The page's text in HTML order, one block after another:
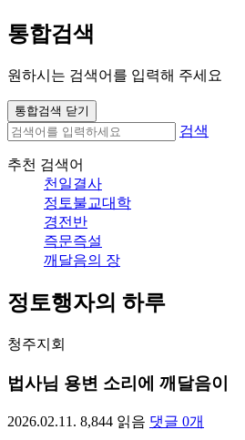
통합검색
원하시는 검색어를 입력해 주세요
통합검색 닫기
검색
추천 검색어
천일결사
정토불교대학
경전반
즉문즉설
깨달음의 장
정토행자의 하루
청주지회
법사님 용변 소리에 깨달음이
2026.02.11. 8,844 읽음 댓글 0개